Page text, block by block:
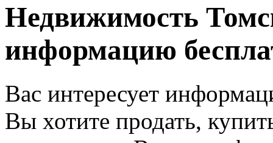
Недвижимость
информацию
Вас интересует
Вы хотите продать,